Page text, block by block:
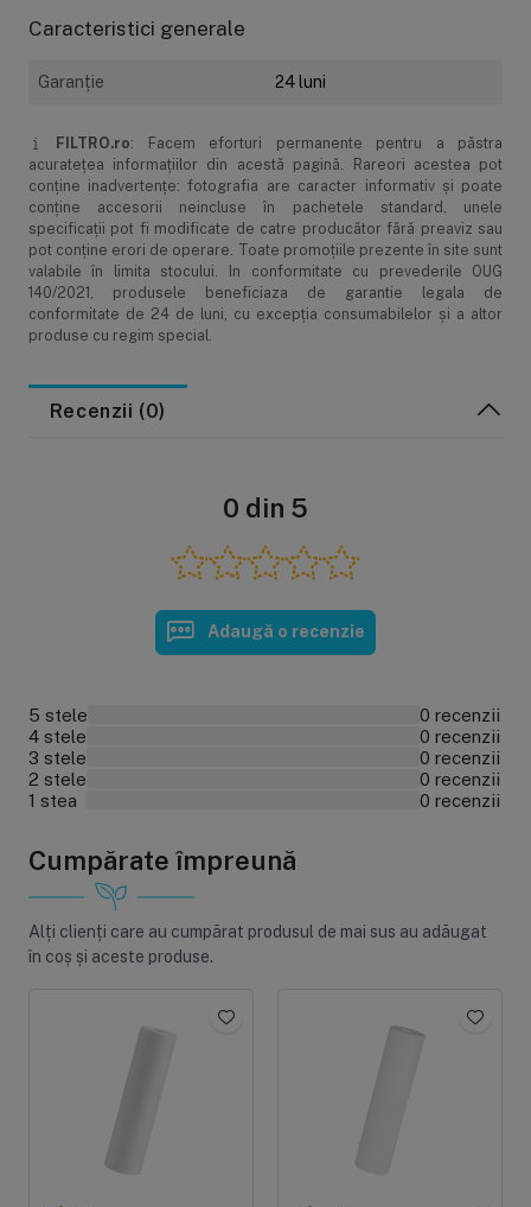
Temperatură maximă de lucru: de la 5°C (41°F) până la
50°C (122°F)
Montare: Orizontale
Fixare: Gaură de fixare pe bază cu dimensiunile
Capacitate cartuș: cartuș filtrant de 10"
Dimensiuni: 401 x 330 x 111 mm
Aplicații recomandate:
Filtrarea apei potabile și industriale
Pre-filtrare pentru diverse procese
Filtrarea diferitelor lichide
Filtrarea aerului comprimat și a gazelor.
Modalități de plată
Returul produselor
Caracteristici generale
Garanţie 24 luni
FILTRO.ro: Facem eforturi permanente pentru a păstra
acurateţea informaţiilor din acestă pagină. Rareori acestea pot
conţine inadvertenţe: fotografia are caracter informativ şi poate
conţine accesorii neincluse în pachetele standard, unele
specificaţii pot fi modificate de catre producător fără preaviz sau
pot conţine erori de operare. Toate promoţiile prezente în site sunt
valabile în limita stocului. In conformitate cu prevederile OUG
140/2021, produsele beneficiaza de garantie legala de
conformitate de 24 de luni, cu excepția consumabilelor și a altor
produse cu regim special.
Recenzii (0)
0 din 5
Adaugă o recenzie
5 stele
0 recenzii
4 stele
0 recenzii
3 stele
0 recenzii
2 stele
0 recenzii
1 stea
0 recenzii
Cumpărate împreună
Alți clienți care au cumpărat produsul de mai sus au adăugat
în coș și aceste produse.